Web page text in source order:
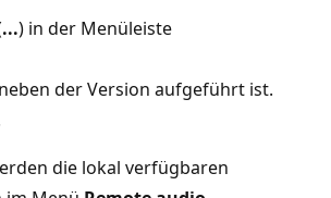
...) in der Menüleiste
neben der Version aufgeführt ist.
die lokal verfügbaren